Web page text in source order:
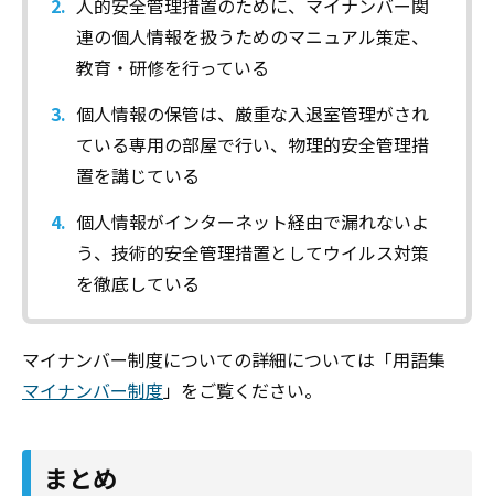
人的安全管理措置のために、マイナンバー関
連の個人情報を扱うためのマニュアル策定、
教育・研修を行っている
個人情報の保管は、厳重な入退室管理がされ
ている専用の部屋で行い、物理的安全管理措
置を講じている
個人情報がインターネット経由で漏れないよ
う、技術的安全管理措置としてウイルス対策
を徹底している
マイナンバー制度についての詳細については「用語集
マイナンバー制度」をご覧ください。
まとめ